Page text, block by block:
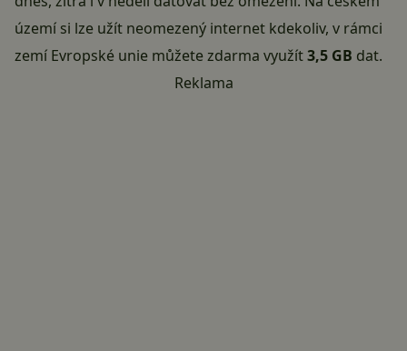
území si lze užít neomezený internet kdekoliv, v rámci
zemí Evropské unie můžete zdarma využít3,5 GB dat.
Reklama